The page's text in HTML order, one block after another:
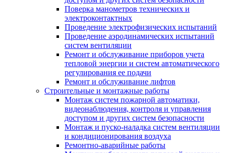
Поверка манометров технических и
электроконтактных
Проведение электрофизических испытаний
Проведение аэродинамических испытаний
систем вентиляции
Ремонт и обслуживание приборов учета
тепловой энергии и систем автоматического
регулирования ее подачи
Ремонт и обслуживание лифтов
Строительные и монтажные работы
Монтаж систем пожарной автоматики,
видеонаблюдения, контроля и управления
доступом и других систем безопасности
Монтаж и пуско-наладка систем вентиляции
и кондиционирования воздуха
Ремонтно-аварийные работы